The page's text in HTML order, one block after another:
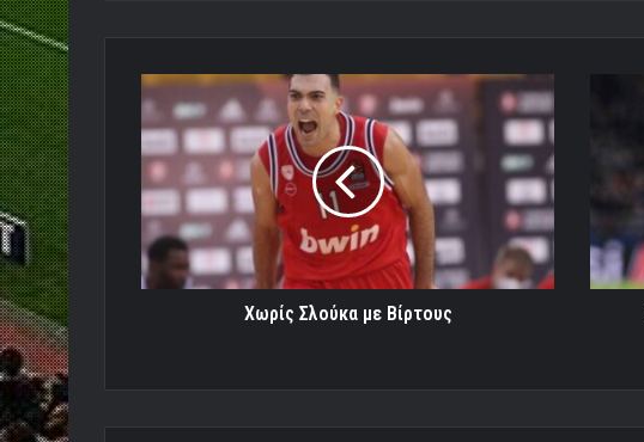
Χωρίς
Σλούκα
με
Βίρτους
Χωρίς Σλούκα με Βίρτους
Θρύλος
[Videos]